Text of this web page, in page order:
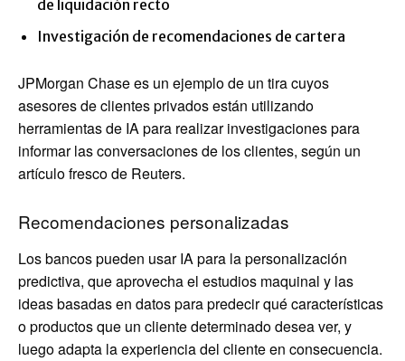
de liquidación recto
Investigación de recomendaciones de cartera
JPMorgan Chase es un ejemplo de un tira cuyos
asesores de clientes privados están utilizando
herramientas de IA para realizar investigaciones para
informar las conversaciones de los clientes, según un
artículo fresco de Reuters.
Recomendaciones personalizadas
Los bancos pueden usar IA para la personalización
predictiva, que aprovecha el estudios maquinal y las
ideas basadas en datos para predecir qué características
o productos que un cliente determinado desea ver, y
luego adapta la experiencia del cliente en consecuencia.